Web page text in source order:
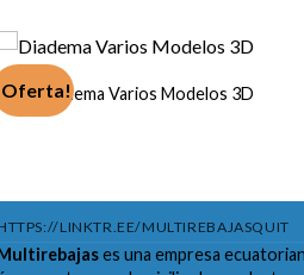
Diadema Varios Modelos 3D
LINKTR.EE/MULTIREBAJASQUIT
es una empresa